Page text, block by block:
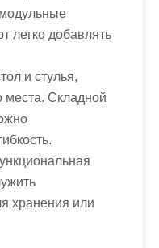
легко добавлять
и стулья,
места. Складной
хранения или